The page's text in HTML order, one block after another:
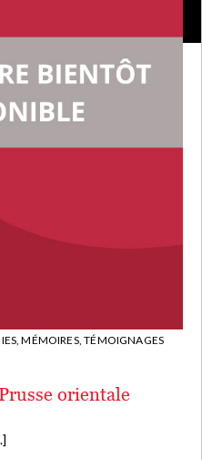
MÉMOIRES, TÉMOIGNAGES
orientale